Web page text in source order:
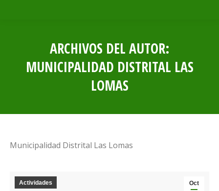
ARCHIVOS DEL AUTOR:
MUNICIPALIDAD DISTRITAL LAS
LOMAS
Municipalidad Distrital Las Lomas
Oct
Actividades